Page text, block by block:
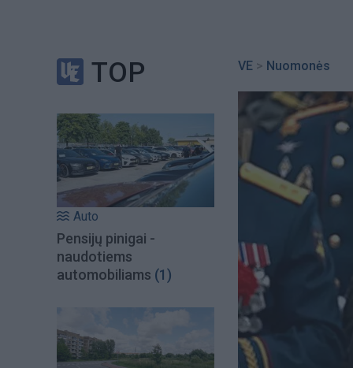
TOP
Auto
Pensijų pinigai -
naudotiems
automobiliams (1)
VE > Nuomonės